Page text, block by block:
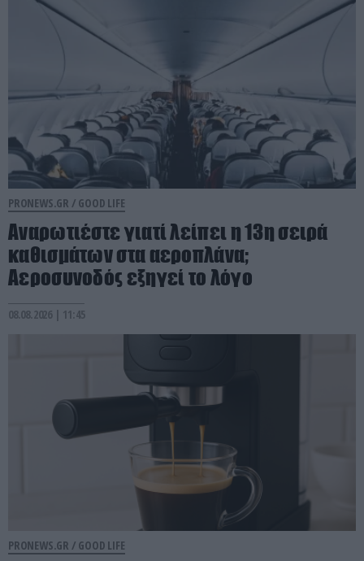
PRONEWS.GR / GOOD LIFE
Αναρωτιέστε γιατί λείπει η 13η σειρά
καθισμάτων στα αεροπλάνα;
Αεροσυνοδός εξηγεί το λόγο
08.08.2026 | 11:45
PRONEWS.GR / GOOD LIFE